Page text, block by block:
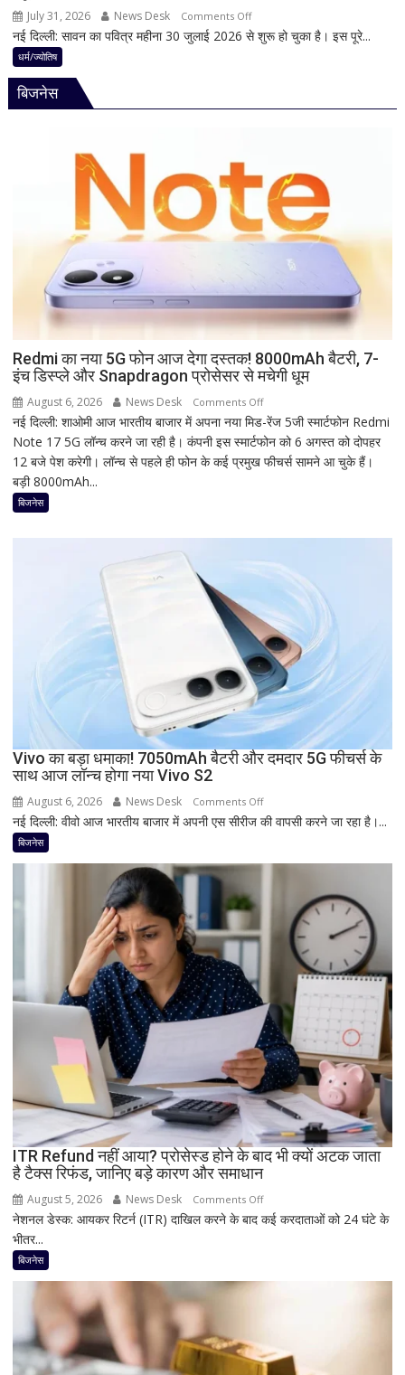
हृदयपीठ
का
July 31, 2026 News Desk Comments Offon
श्रावण
कर
तारीख,
और
व्रत
का
महत्व
नई दिल्ली: सावन का पवित्र महीना 30 जुलाई 2026 से शुरू हो चुका है। इस पूरे...
धर्म/ज्योतिष
बिजनेस
Redmi का नया 5G फोन आज देगा दस्तक! 8000mAh बैटरी, 7-
इंच डिस्प्ले और Snapdragon प्रोसेसर से मचेगी धूम
August 6, 2026 News Desk Comments Offon
Redmi
का
नया
देगा
दस्तक!
8000mAh
7-
इंच
डिस्प्ले
और
Snapdragon
प्रोसेसर
से
मचेगी
नई दिल्ली: शाओमी आज भारतीय बाजार में अपना नया मिड-रेंज 5जी स्मार्टफोन Redmi
Note 17 5G लॉन्च करने जा रही है। कंपनी इस स्मार्टफोन को 6 अगस्त को दोपहर
12 बजे पेश करेगी। लॉन्च से पहले ही फोन के कई प्रमुख फीचर्स सामने आ चुके हैं।
बड़ी 8000mAh...
बिजनेस
Vivo का बड़ा धमाका! 7050mAh बैटरी और दमदार 5G फीचर्स के
साथ आज लॉन्च होगा नया Vivo S2
August 6, 2026 News Desk Comments Offon
Vivo
बड़ा
7050mAh
फीचर्स
के
साथ
आज
लॉन्च
होगा
Vivo
S2
नई दिल्ली: वीवो आज भारतीय बाजार में अपनी एस सीरीज की वापसी करने जा रहा है।...
बिजनेस
ITR Refund नहीं आया? प्रोसेस्ड होने के बाद भी क्यों अटक जाता
है टैक्स रिफंड, जानिए बड़े कारण और समाधान
August 5, 2026 News Desk Comments Offon
ITR
आया?
बाद
नेशनल डेस्क: आयकर रिटर्न (ITR) दाखिल करने के बाद कई करदाताओं को 24 घंटे के
भीतर...
बिजनेस